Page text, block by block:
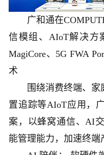
广和通在
信模组、AIoT解决方
MagiCore、5G FWA
术
围绕消费终端、家
置追踪等AIoT应用，
案，以蜂窝通信、AI
能管理能力，加速终端